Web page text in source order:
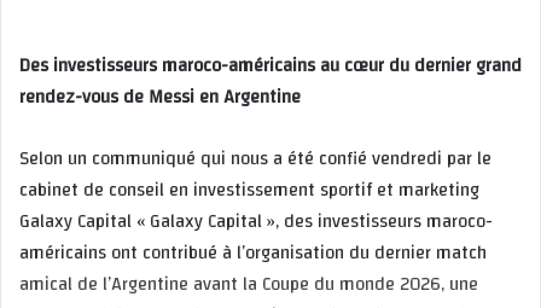
Des investisseurs maroco-américains au cœur du dernier grand
rendez-vous de Messi en Argentine
Selon un communiqué qui nous a été confié vendredi par le
cabinet de conseil en investissement sportif et marketing
Galaxy Capital « Galaxy Capital », des investisseurs maroco-
américains ont contribué à l’organisation du dernier match
amical de l’Argentine avant la Coupe du monde 2026, une